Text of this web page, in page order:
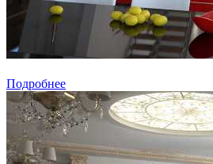
Подробнее